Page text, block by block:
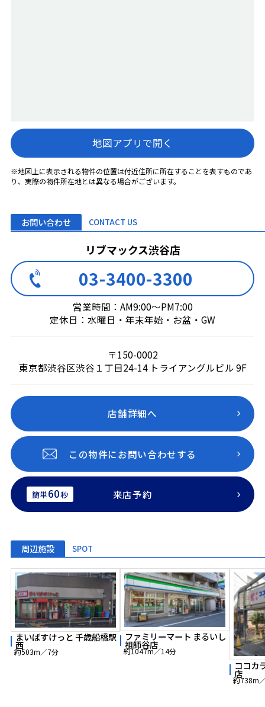
地図アプリで開く
※地図上に表示される物件の位置は付近住所に所在することを表すものであ
り、実際の物件所在地とは異なる場合がございます。
お問い合わせ CONTACT US
リブマックス渋谷店
03-3400-3300
営業時間：AM9:00～PM7:00
定休日：水曜日・年末年始・お盆・GW
〒150-0002
東京都渋谷区渋谷１丁目24-14 トライアングルビル 9F
店舗詳細へ
この物件にお問い合わせする
簡単60秒 来店予約
周辺施設 SPOT
まいばすけっと 千歳船橋駅
西
約503m／7分
ファミリーマート まるいし
祖師谷店
約1047m／14分
ココカ
店
約738m